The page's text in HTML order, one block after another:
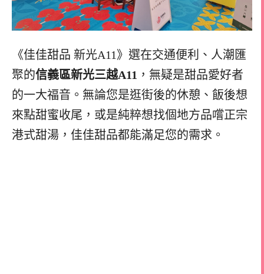
《佳佳甜品 新光A11》選在交通便利、人潮匯
聚的信義區新光三越A11 ，無疑是甜品愛好者
的一大福音。無論您是逛街後的休憩、飯後想
來點甜蜜收尾，或是純粹想找個地方品嚐正宗
港式甜湯，佳佳甜品都能滿足您的需求。